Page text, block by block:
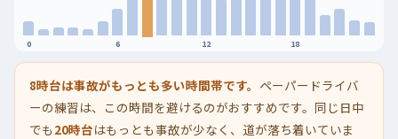
0 6 12 18
8時台は事故がもっとも多い時間帯です。 ペーパードライバ
ーの練習は、この時間を避けるのがおすすめです。同じ日中
でも 20時台はもっとも事故が少なく、道が落ち着いていま